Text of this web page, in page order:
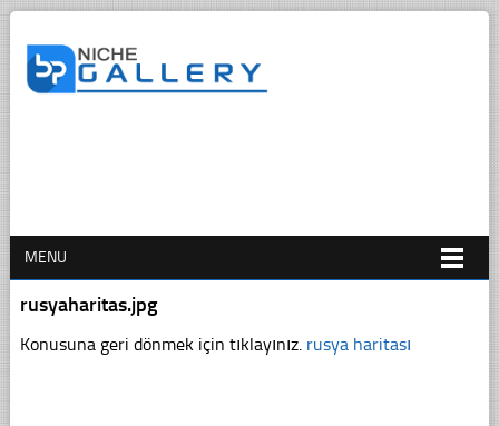
MENU
rusyaharitas.jpg
Konusuna geri dönmek için tıklayınız. rusya haritası